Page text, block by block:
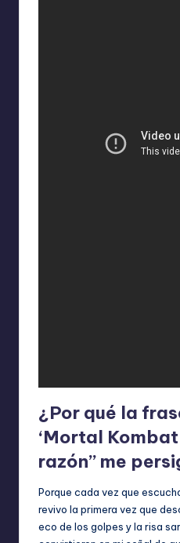
¿Por qué la
‘Mortal Kombat
razón” me
Porque cada vez que
revivo la primera vez que
eco de los golpes y la risa